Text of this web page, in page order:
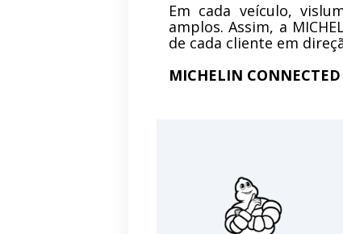
Em cada veículo,
amplos. Assim, a
de cada cliente em
MICHELIN CONNECTED